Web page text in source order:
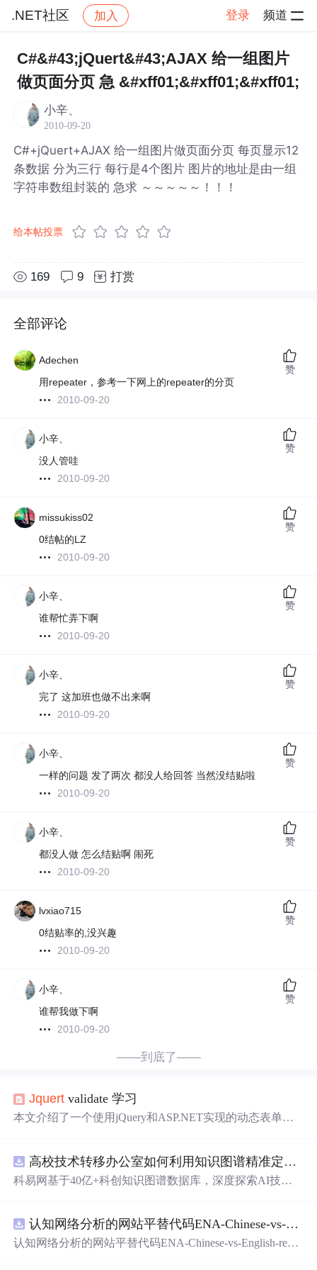
.NET社区 加入 登录 频道
社区 .NET社区
C#&#43;jQuert&#43;AJAX 给一组图片
做页面分页 急 &#xff01;&#xff01;&#xff01;
小辛、
2010-09-20
C#+jQuert+AJAX 给一组图片做页面分页 每页显示12
条数据 分为三行 每行是4个图片 图片的地址是由一组
字符串数组封装的 急求 ～～～～～！！！
给本帖投票
169 9 打赏
全部评论
Adechen
用repeater，参考一下网上的repeater的分页
2010-09-20
赞
小辛、
没人管哇
2010-09-20
赞
missukiss02
0结帖的LZ
2010-09-20
赞
小辛、
谁帮忙弄下啊
2010-09-20
赞
小辛、
完了 这加班也做不出来啊
2010-09-20
赞
小辛、
一样的问题 发了两次 都没人给回答 当然没结贴啦
2010-09-20
赞
小辛、
都没人做 怎么结贴啊 闹死
2010-09-20
赞
lvxiao715
0结贴率的,没兴趣
2010-09-20
赞
小辛、
谁帮我做下啊
2010-09-20
赞
——到底了——
Jquert validate 学习
本文介绍了一个使用jQuery和ASP.NET实现的动态表单验
验证。实现了包括用户名、密码及邮箱的有效性验证。高校技术转移办公室如何利用知识图谱精准定位产业需求与技术适配点？.docx
科易网基于40亿+科创知识图谱数据库，深度探索AI技术
新领域的AI+数智化解决方案，推动科技创新与产业创新
智能化发展。
认知网络分析的网站平替代码ENA-Chinese-vs-English-reproducible.zip
认知网络分析的网站平替代码ENA-Chinese-vs-English-repro